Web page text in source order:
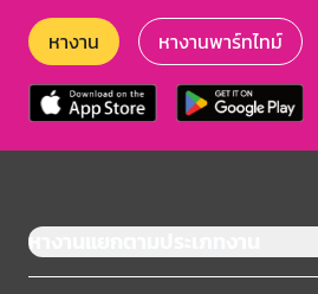
หางาน หางานพาร์ทไทม์
หางานแยกตามประเภทงาน